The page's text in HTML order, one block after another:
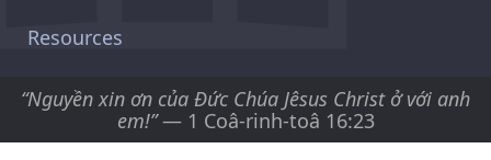
Resources
“Nguyền xin ơn của Ðức Chúa Jêsus Christ ở với anh
em!”— 1 Coâ-rinh-toâ 16:23